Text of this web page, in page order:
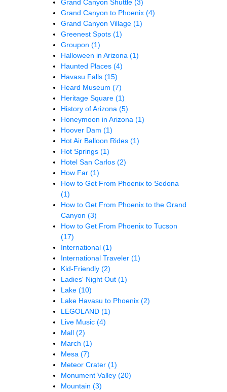
Grand Canyon Shuttle (3)
Grand Canyon to Phoenix (4)
Grand Canyon Village (1)
Greenest Spots (1)
Groupon (1)
Halloween in Arizona (1)
Haunted Places (4)
Havasu Falls (15)
Heard Museum (7)
Heritage Square (1)
History of Arizona (5)
Honeymoon in Arizona (1)
Hoover Dam (1)
Hot Air Balloon Rides (1)
Hot Springs (1)
Hotel San Carlos (2)
How Far (1)
How to Get From Phoenix to Sedona
(1)
How to Get From Phoenix to the Grand
Canyon (3)
How to Get From Phoenix to Tucson
(17)
International (1)
International Traveler (1)
Kid-Friendly (2)
Ladies' Night Out (1)
Lake (10)
Lake Havasu to Phoenix (2)
LEGOLAND (1)
Live Music (4)
Mall (2)
March (1)
Mesa (7)
Meteor Crater (1)
Monument Valley (20)
Mountain (3)